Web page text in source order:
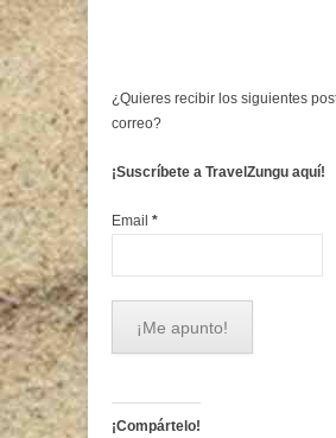
¿Quieres recibir los siguientes
correo?
¡Suscríbete a TravelZungu aquí!
Email *
¡Compártelo!